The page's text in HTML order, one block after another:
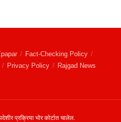
Fact-Checking Policy
Privacy Policy Rajgad News
प्रक्रिया भोर कोर्टात चालेल.